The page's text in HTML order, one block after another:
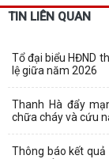
TIN LIÊN QUAN
Tổ đại biểu HĐND
lệ giữa năm 2026
Thanh Hà đẩy
chữa cháy và cứu
Thông báo kết